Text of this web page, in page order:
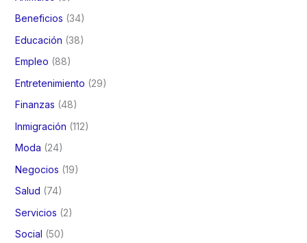
Beneficios (34)
Educación (38)
Empleo (88)
Entretenimiento (29)
Finanzas (48)
Inmigración (112)
Moda (24)
Negocios (19)
Salud (74)
Servicios (2)
Social (50)